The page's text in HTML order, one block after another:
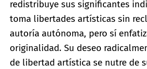
redistribuye sus significantes
toma libertades artísticas sin
autoría autónoma, pero sí
originalidad. Su deseo
de libertad artística se nutre de